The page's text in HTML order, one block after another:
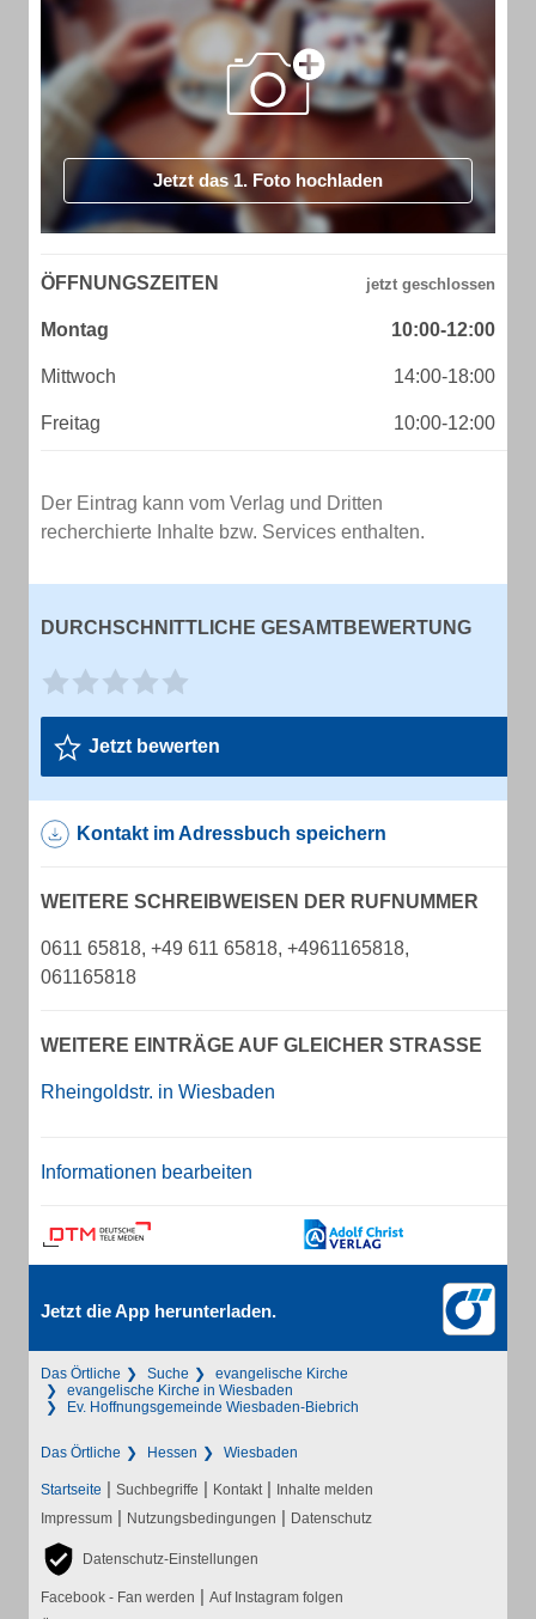
Jetzt das 1. Foto hochladen
ÖFFNUNGSZEITEN
Montag 10:00-12:00
Mittwoch 14:00-18:00
Freitag 10:00-12:00
Der Eintrag kann vom Verlag und Dritten
recherchierte Inhalte bzw. Services enthalten.
DURCHSCHNITTLICHE GESAMTBEWERTUNG
Jetzt bewerten
Kontakt im Adressbuch speichern
WEITERE SCHREIBWEISEN DER RUFNUMMER
0611 65818, +49 611 65818, +4961165818,
061165818
WEITERE EINTRÄGE AUF GLEICHER STRASSE
Rheingoldstr. in Wiesbaden
Informationen bearbeiten
Jetzt die App herunterladen.
Das Örtliche Suche
evangelische Kirche
evangelische Kirche in Wiesbaden
Ev. Hoffnungsgemeinde Wiesbaden-Biebrich
Das Örtliche Hessen Wiesbaden
Startseite | Suchbegriffe | Kontakt | Inhalte melden
Impressum | Nutzungsbedingungen | Datenschutz
Datenschutz-Einstellungen
Facebook - Fan werden | Auf Instagram folgen